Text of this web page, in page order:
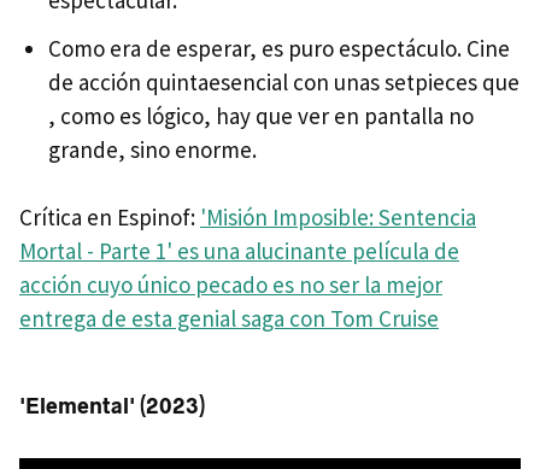
Como era de esperar, es puro espectáculo. Cine
de acción quintaesencial con unas setpieces que
, como es lógico, hay que ver en pantalla no
grande, sino enorme.
Crítica en Espinof: 'Misión Imposible: Sentencia
Mortal - Parte 1' es una alucinante película de
acción cuyo único pecado es no ser la mejor
entrega de esta genial saga con Tom Cruise
'Elemental' (2023)